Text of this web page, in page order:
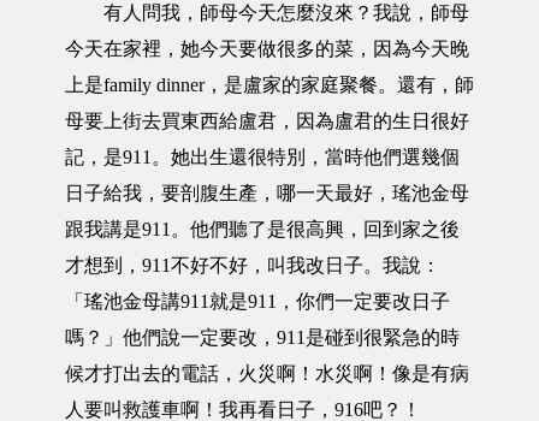
有人問我，師母今天怎麼沒來？我說，師母
今天在家裡，她今天要做很多的菜，因為今天晚
上是family dinner，是盧家的家庭聚餐。還有，師
母要上街去買東西給盧君，因為盧君的生日很好
記，是911。她出生還很特別，當時他們選幾個
日子給我，要剖腹生產，哪一天最好，瑤池金母
跟我講是911。他們聽了是很高興，回到家之後
才想到，911不好不好，叫我改日子。我說：
「瑤池金母講911就是911，你們一定要改日子
嗎？」他們說一定要改，911是碰到很緊急的時
候才打出去的電話，火災啊！水災啊！像是有病
人要叫救護車啊！我再看日子，916吧？！